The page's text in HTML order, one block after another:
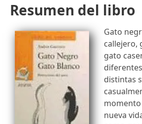
Resumen del libro
Gato
callejero,
gato
distintas
nueva